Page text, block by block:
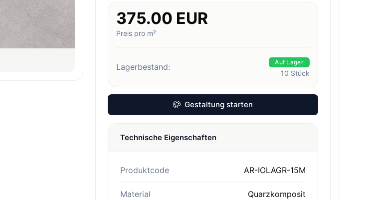
375.00 EUR
Preis pro m²
Lagerbestand: Auf Lager
10 Stück
Gestaltung starten
Technische Eigenschaften
Produktcode AR-IOLAGR-15M
Material Quarzkomposit